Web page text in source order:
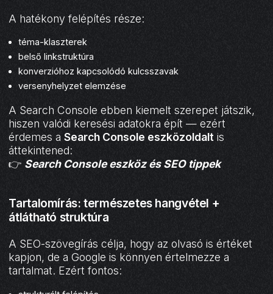
A hatékony felépítés része:
téma-klaszterek
belső linkstruktúra
konverzióhoz kapcsolódó kulcsszavak
versenyhelyzet elemzése
A Search Console ebben kiemelt szerepet játszik,
hiszen valódi keresési adatokra épít — ezért
érdemes aSearch Console eszközoldalt is
áttekintened:
👉 Search Console eszköz és SEO tippek
Tartalomírás: természetes hangvétel +
átlátható struktúra
A SEO-szövegírás célja, hogy az olvasó is értéket
kapjon, de a Google is könnyen értelmezze a
tartalmat. Ezért fontos: